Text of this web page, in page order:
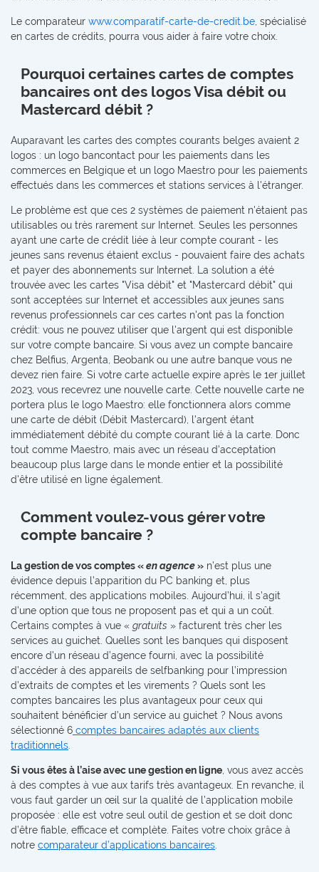
Le comparateur www.comparatif-carte-de-credit.be, spécialisé
en cartes de crédits, pourra vous aider à faire votre choix.
Pourquoi certaines cartes de comptes
bancaires ont des logos Visa débit ou
Mastercard débit ?
Auparavant les cartes des comptes courants belges avaient 2
logos : un logo bancontact pour les paiements dans les
commerces en Belgique et un logo Maestro pour les paiements
effectués dans les commerces et stations services à l'étranger.
Le problème est que ces 2 systèmes de paiement n'étaient pas
utilisables ou très rarement sur Internet. Seules les personnes
ayant une carte de crédit liée à leur compte courant - les
jeunes sans revenus étaient exclus - pouvaient faire des achats
et payer des abonnements sur Internet. La solution a été
trouvée avec les cartes "Visa débit" et "Mastercard débit" qui
sont acceptées sur Internet et accessibles aux jeunes sans
revenus professionnels car ces cartes n'ont pas la fonction
crédit: vous ne pouvez utiliser que l'argent qui est disponible
sur votre compte bancaire. Si vous avez un compte bancaire
chez Belfius, Argenta, Beobank ou une autre banque vous ne
devez rien faire. Si votre carte actuelle expire après le 1er juillet
2023, vous recevrez une nouvelle carte. Cette nouvelle carte ne
portera plus le logo Maestro: elle fonctionnera alors comme
une carte de débit (Débit Mastercard), l'argent étant
immédiatement débité du compte courant lié à la carte. Donc
tout comme Maestro, mais avec un réseau d'acceptation
beaucoup plus large dans le monde entier et la possibilité
d'être utilisé en ligne également.
Comment voulez-vous gérer votre
compte bancaire ?
La gestion de vos comptes «en agence» n’est plus une
évidence depuis l’apparition du PC banking et, plus
récemment, des applications mobiles. Aujourd’hui, il s’agit
d’une option que tous ne proposent pas et qui a un coût.
Certains comptes à vue « gratuits » facturent très cher les
services au guichet. Quelles sont les banques qui disposent
encore d’un réseau d’agence fourni, avec la possibilité
d’accéder à des appareils de selfbanking pour l’impression
d’extraits de comptes et les virements ? Quels sont les
comptes bancaires les plus avantageux pour ceux qui
souhaitent bénéficier d’un service au guichet ? Nous avons
sélectionné 6 comptes bancaires adaptés aux clients
traditionnels
Si vous êtes à l’aise avec une gestion en ligne, vous avez accès
à des comptes à vue aux tarifs très avantageux. En revanche, il
vous faut garder un œil sur la qualité de l’application mobile
proposée : elle est votre seul outil de gestion et se doit donc
d’être fiable, efficace et complète. Faites votre choix grâce à
notre comparateur d’applications bancaires.